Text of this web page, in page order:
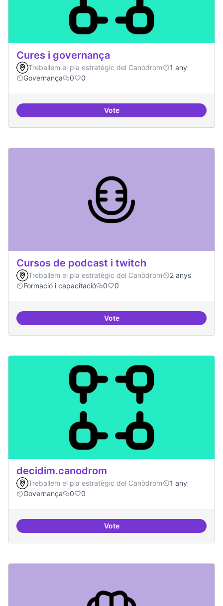
Cures i governança
Treballem el pla estratègic del Canòdrom
1 any
Governança
0 0
VoteCures i governança
Cursos de podcast i twitch
Treballem el pla estratègic del Canòdrom
2 anys
Formació i capacitació
0 0
VoteCursos de podcast i twitch
decidim.canodrom
Treballem el pla estratègic del Canòdrom
1 any
Governança
0 0
Votedecidim.canodrom